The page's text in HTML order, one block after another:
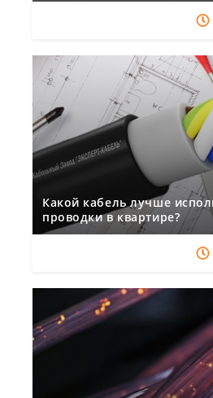
Какой кабель лучше
проводки в квартире?